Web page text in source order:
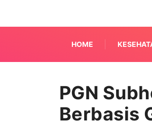
HOME
PGN
Berbasis